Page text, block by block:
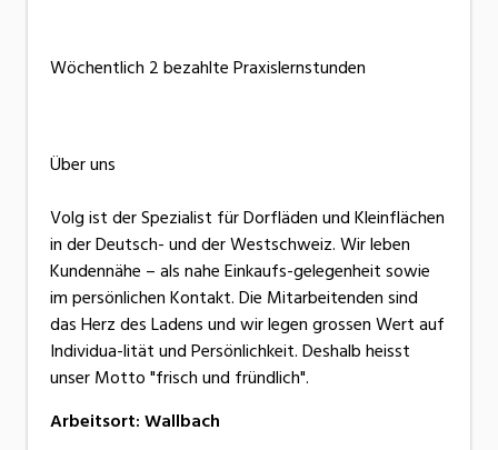
Wöchentlich 2 bezahlte Praxislernstunden
Über uns
Volg ist der Spezialist für Dorfläden und Kleinflächen
in der Deutsch- und der Westschweiz. Wir leben
Kundennähe – als nahe Einkaufs-gelegenheit sowie
im persönlichen Kontakt. Die Mitarbeitenden sind
das Herz des Ladens und wir legen grossen Wert auf
Individua-lität und Persönlichkeit. Deshalb heisst
unser Motto "frisch und fründlich".
Arbeitsort:Wallbach